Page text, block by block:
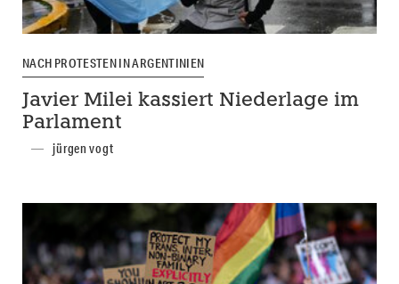
NACH PROTESTEN IN ARGENTINIEN
Javier Milei kassiert Niederlage im
Parlament
jürgen vogt